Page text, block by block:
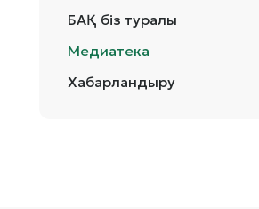
БАҚ біз туралы
Медиатека
Хабарландыру